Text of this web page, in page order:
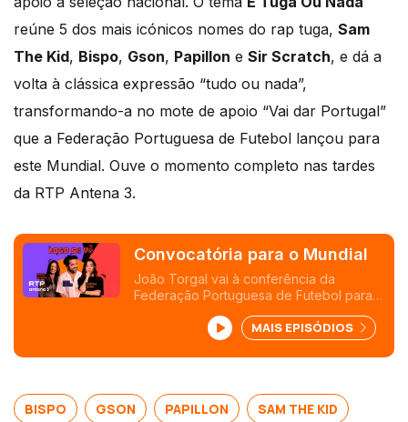
reúne 5 dos mais icónicos nomes do rap tuga, Sam
The Kid, Bispo, Gson, Papillon e Sir Scratch, e dá a
volta à clássica expressão “tudo ou nada”,
transformando-a no mote de apoio “Vai dar Portugal”
que a Federação Portuguesa de Futebol lançou para
este Mundial. Ouve o momento completo nas tardes
da RTP Antena 3.
Convocatória para o Mundial
João Torgal vai à conferência da
Federação Portuguesa de Futebol para
2026 e a canção de apoio "É Tuga Ou
MAIS EPISÓDIOS
BISPO GSON PAPILLON SAM THE KID